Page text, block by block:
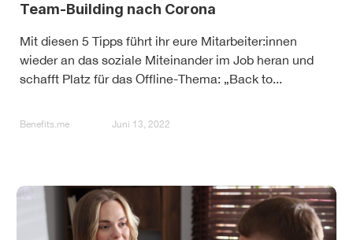
Team-Building nach Corona
Mit diesen 5 Tipps führt ihr eure Mitarbeiter:innen
wieder an das soziale Miteinander im Job heran und
schafft Platz für das Offline-Thema: „Back to...
Benefits.me Juni 13, 2022